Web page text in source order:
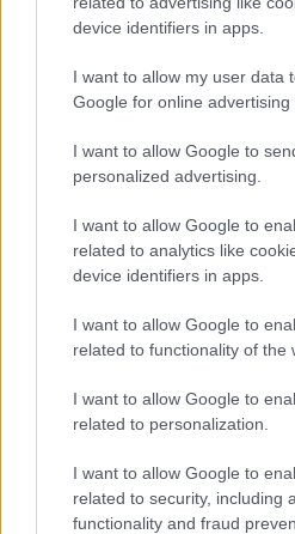
device identifiers in apps.
I want to allow my user data
Google for online advertising
I want to allow Google to
personalized advertising.
I want to allow Google to
related to analytics like
device identifiers in apps.
I want to allow Google to
related to functionality of the
I want to allow Google to
related to personalization.
I want to allow Google to
related to security, including
functionality and fraud